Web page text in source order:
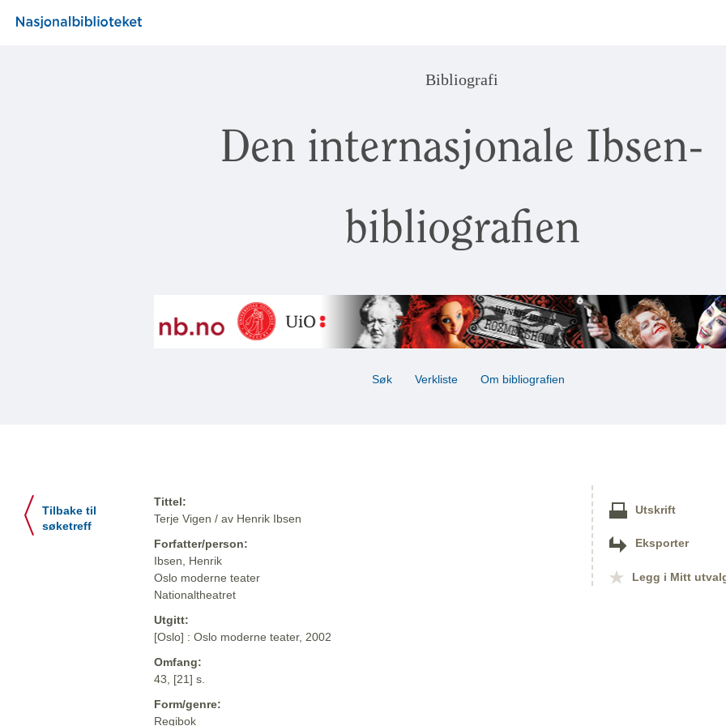
Bibliografi
Den internasjonale Ibsen-
bibliografien
Søk Verkliste Om bibliografien
Tilbake til
søketreff
Tittel:
Terje Vigen / av Henrik Ibsen
Forfatter/person:
Ibsen, Henrik
Oslo moderne teater
Nationaltheatret
Utgitt:
[Oslo] : Oslo moderne teater, 2002
Omfang:
43, [21] s.
Form/genre:
Regibok
Utskrift
Eksporter
Legg i Mitt